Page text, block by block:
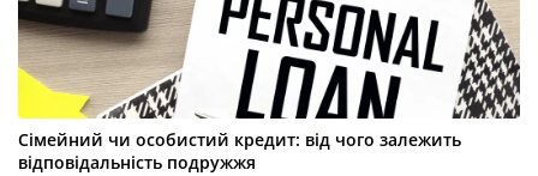
Сімейний чи особистий кредит: від чого залежить
відповідальність подружжя